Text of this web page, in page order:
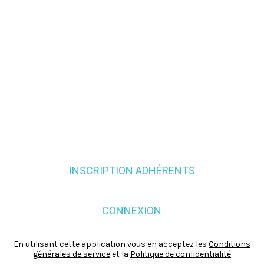
INSCRIPTION ADHÉRENTS
CONNEXION
En utilisant cette application vous en acceptez les Conditions
générales de serviceet la Politique de confidentialité